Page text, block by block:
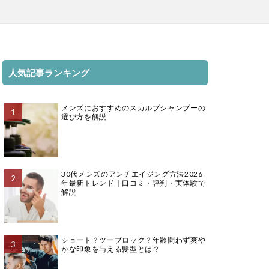
人気記事ランキング
メンズにおすすめのスカルプシャンプーの
選び方を解説
30代メンズのアンチエイジング方法2026
年最新トレンド｜口コミ・評判・実体験で
解説
ショート？ツーブロック？年齢問わず爽や
かな印象を与える髪型とは？